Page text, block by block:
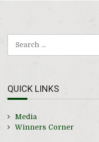
QUICK LINKS
Media
Winners Corner